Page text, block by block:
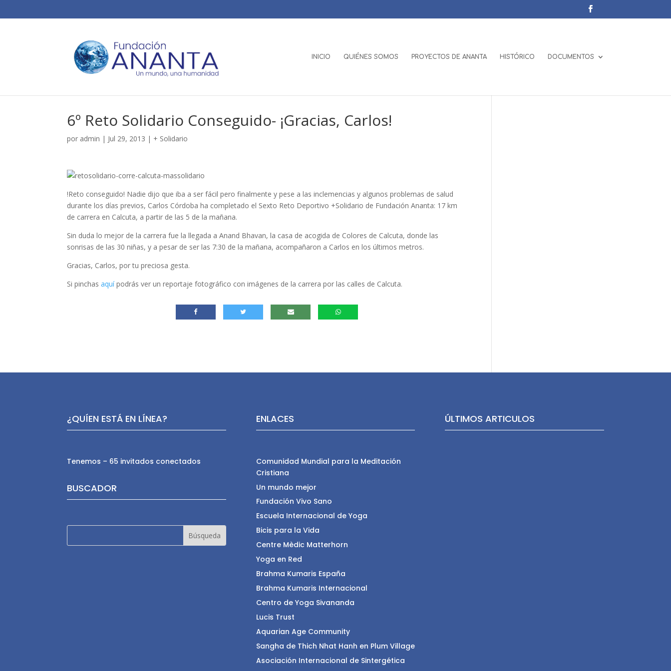
INICIO QUIÉNES SOMOS PROYECTOS DE ANANTA HISTÓRICO DOCUMENTOS
6º Reto Solidario Conseguido- ¡Gracias, Carlos!
por admin | Jul 29, 2013 | + Solidario
!Reto conseguido! Nadie dijo que iba a ser fácil pero finalmente y pese a las inclemencias y algunos problemas de salud
durante los días previos, Carlos Córdoba ha completado el Sexto Reto Deportivo +Solidario de Fundación Ananta: 17 km
de carrera en Calcuta, a partir de las 5 de la mañana.
Sin duda lo mejor de la carrera fue la llegada a Anand Bhavan, la casa de acogida de Colores de Calcuta, donde las
sonrisas de las 30 niñas, y a pesar de ser las 7:30 de la mañana, acompañaron a Carlos en los últimos metros.
Gracias, Carlos, por tu preciosa gesta.
Si pinchasaquípodrás ver un reportaje fotográfico con imágenes de la carrera por las calles de Calcuta.
¿QUÍEN ESTÁ EN LÍNEA?
Tenemos – 65 invitados conectados
BUSCADOR
ENLACES
Comunidad Mundial para la Meditación
Cristiana
Un mundo mejor
Fundación Vivo Sano
Escuela Internacional de Yoga
Bicis para la Vida
Centre Mèdic Matterhorn
Yoga en Red
Brahma Kumaris España
Brahma Kumaris Internacional
Centro de Yoga Sivananda
Lucis Trust
Aquarian Age Community
Sangha de Thich Nhat Hanh en Plum Village
Asociación Internacional de Sintergética
ÚLTIMOS ARTICULOS